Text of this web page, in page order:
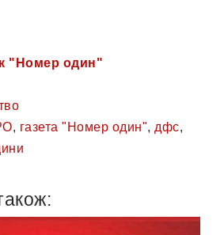
"Номер один"
, газета "Номер один", дфс,